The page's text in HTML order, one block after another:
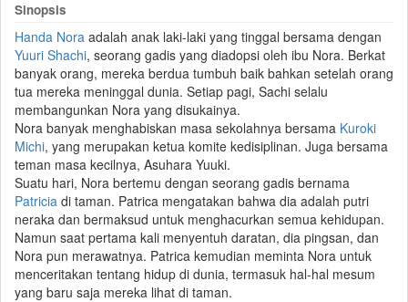
Sinopsis
Handa Nora adalah anak laki-laki yang tinggal bersama dengan
Yuuri Shachi, seorang gadis yang diadopsi oleh ibu Nora. Berkat
banyak orang, mereka berdua tumbuh baik bahkan setelah orang
tua mereka meninggal dunia. Setiap pagi, Sachi selalu
membangunkan Nora yang disukainya.
Nora banyak menghabiskan masa sekolahnya bersama Kuroki
Michi, yang merupakan ketua komite kedisiplinan. Juga bersama
teman masa kecilnya, Asuhara Yuuki.
Suatu hari, Nora bertemu dengan seorang gadis bernama
Patricia di taman. Patrica mengatakan bahwa dia adalah putri
neraka dan bermaksud untuk menghacurkan semua kehidupan.
Namun saat pertama kali menyentuh daratan, dia pingsan, dan
Nora pun merawatnya. Patrica kemudian meminta Nora untuk
menceritakan tentang hidup di dunia, termasuk hal-hal mesum
yang baru saja mereka lihat di taman.